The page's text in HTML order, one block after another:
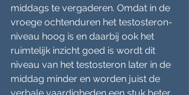
middags te vergaderen. Omdat in de
vroege ochtenduren het testosteron-
niveau hoog is en daarbij ook het
ruimtelijk inzicht goed is wordt dit
niveau van het testosteron later in de
middag minder en worden juist de